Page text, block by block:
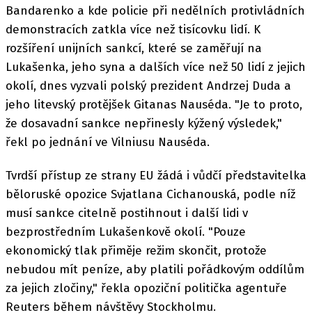
Bandarenko a kde policie při nedělních protivládních
demonstracích zatkla více než tisícovku lidí. K
rozšíření unijních sankcí, které se zaměřují na
Lukašenka, jeho syna a dalších více než 50 lidí z jejich
okolí, dnes vyzvali polský prezident Andrzej Duda a
jeho litevský protějšek Gitanas Nauséda. "Je to proto,
že dosavadní sankce nepřinesly kýžený výsledek,"
řekl po jednání ve Vilniusu Nauséda.
Tvrdší přístup ze strany EU žádá i vůdčí představitelka
běloruské opozice Svjatlana Cichanouská, podle níž
musí sankce citelně postihnout i další lidi v
bezprostředním Lukašenkově okolí. "Pouze
ekonomický tlak přiměje režim skončit, protože
nebudou mít peníze, aby platili pořádkovým oddílům
za jejich zločiny," řekla opoziční politička agentuře
Reuters během návštěvy Stockholmu.